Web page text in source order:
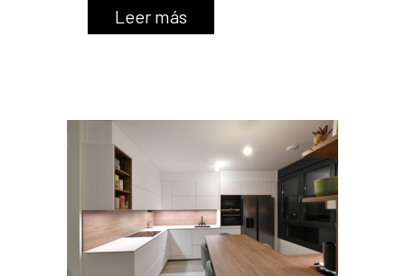
Leer más